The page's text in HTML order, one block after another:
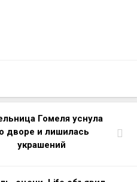
Гомеля уснула
дворе и лишилась
украшений